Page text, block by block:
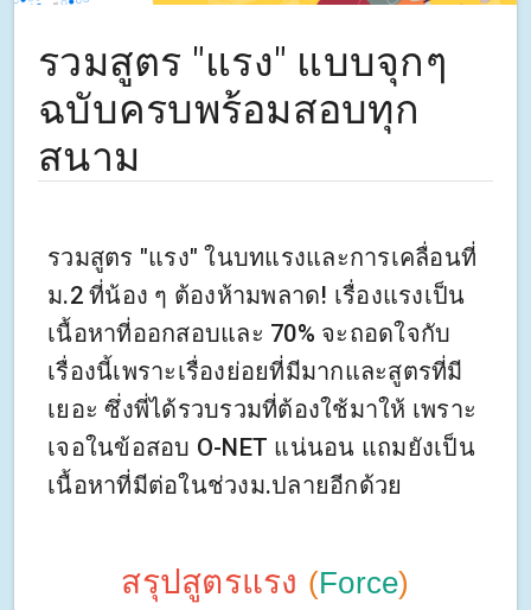
รวมสูตร "แรง" แบบจุกๆ
ฉบับครบพร้อมสอบทุก
สนาม
รวมสูตร "แรง" ในบทแรงและการเคลื่อนที่
ม.2 ที่น้อง ๆ ต้องห้ามพลาด! เรื่องแรงเป็น
เนื้อหาที่ออกสอบและ 70% จะถอดใจกับ
เรื่องนี้เพราะเรื่องย่อยที่มีมากและสูตรที่มี
เยอะ ซึ่งพี่ได้รวบรวมที่ต้องใช้มาให้ เพราะ
เจอในข้อสอบ O-NET แน่นอน แถมยังเป็น
เนื้อหาที่มีต่อในช่วงม.ปลายอีกด้วย
สรุปสูตรแรง (Force)